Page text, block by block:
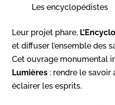
Les encyclopédistes
Leur projet phare,
et diffuser l’ensemble des
Cet ouvrage monumental
Lumières : rendre le
éclairer les esprits.